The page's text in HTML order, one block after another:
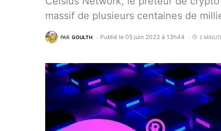
massif de plusieurs centaines de
PAR GOULTH Publié le 05 juin 2023 à 13h44 2